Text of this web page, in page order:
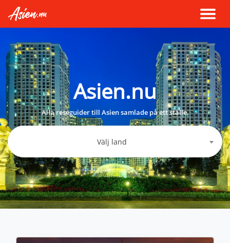
Asien.nu
Alla reseguider till Asien samlade på ett ställe.
Välj land